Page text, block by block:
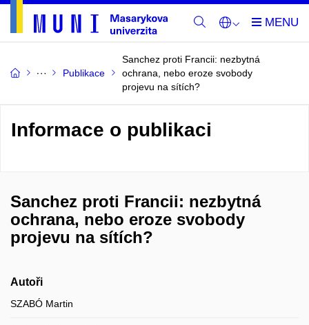
Publikace
Sanchez proti Francii: nezbytná
ochrana, nebo eroze svobody
projevu na sítích?
Informace o publikaci
Sanchez proti Francii: nezbytná
ochrana, nebo eroze svobody
projevu na sítích?
Autoři
SZABÓ Martin